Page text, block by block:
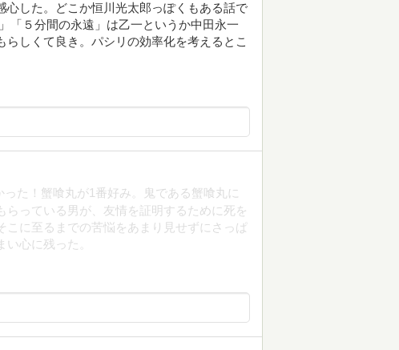
心した。どこか恒川光太郎っぽくもある話で
「５分間の永遠」は乙一というか中田永一
しくて良き。パシリの効率化を考えるとこ
た！蟹喰丸が1番好み。鬼である蟹喰丸に
っている男が、友情を証明するために死を
に至るまでの苦悩をあまり見せずにさっぱ
心に残った。